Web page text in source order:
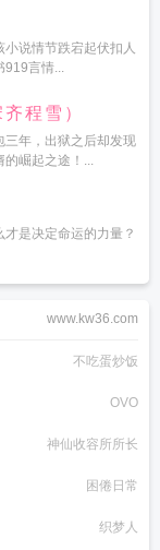
说情节跌宕起伏扣人
919言情...
程雪）
三年，出狱之后却发现
的崛起之途！...
是决定命运的力量？
www.kw36.com
不吃蛋炒饭
OVO
神仙收容所所长
困倦日常
织梦人